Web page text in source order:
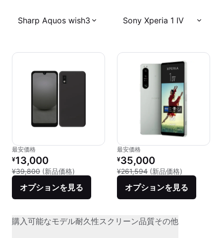
Sharp Aquos wish3 Sony Xperia 1 IV
最安価格
リファービッシュ品の価格：
¥13,000
¥39,800 (新品価格) 新品との比較：¥39,800
オプションを見る
最安価格
リファービッシュ品の価格：
¥35,000
¥261,594 (新品価格)
オプションを見る
購入可能なモデル耐久性スクリーン品質その他